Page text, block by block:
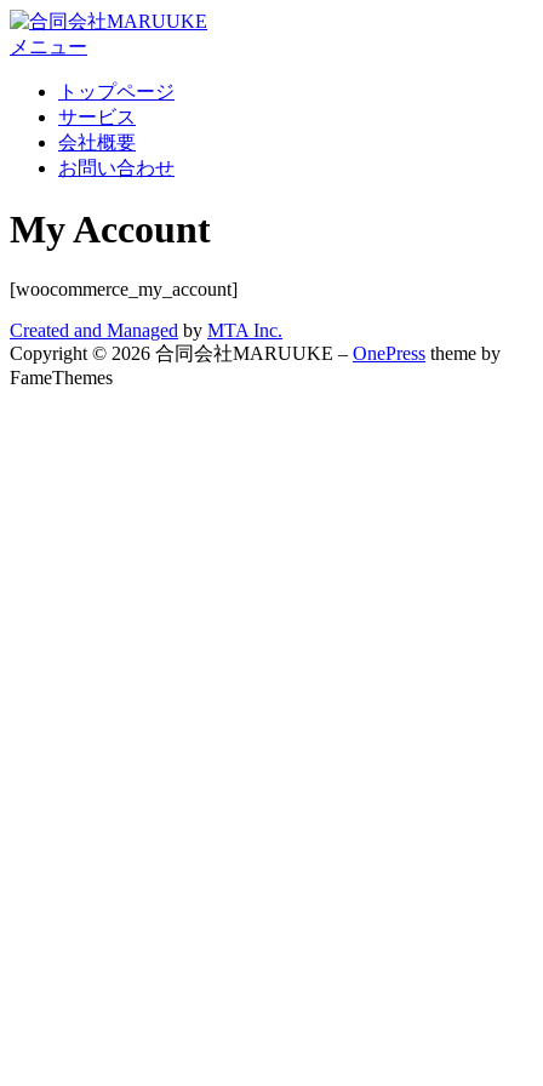
コ
ン
ッ
プ
メニュー
トップページ
サービス
会社概要
お問い合わせ
My Account
[woocommerce_my_account]
Created and Managed by MTA Inc.
Copyright © 2026 合同会社MARUUKE – OnePress theme by
FameThemes